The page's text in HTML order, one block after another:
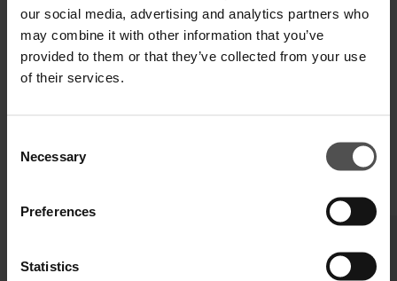
our social media, advertising and analytics partners who
may combine it with other information that you’ve
provided to them or that they’ve collected from your use
of their services.
Selection
Necessary
Preferences
Statistics
TECHNISCHE SPEZIFIKATIONEN
DIGITALER PRODUKTPASS
VERVOLLSTÄNDIGEN SIE IHREN LOOK